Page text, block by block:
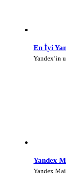
En İyi
Yandex’in
Yandex
Yandex